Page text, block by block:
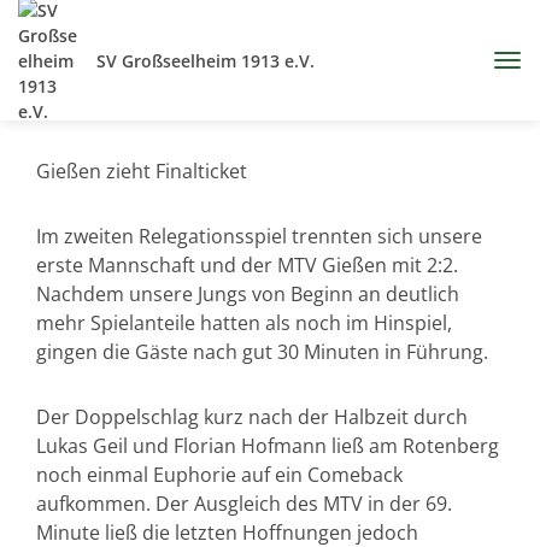
SV Großseelheim 1913 e.V.
Gießen zieht Finalticket
Im zweiten Relegationsspiel trennten sich unsere
erste Mannschaft und der MTV Gießen mit 2:2.
Nachdem unsere Jungs von Beginn an deutlich
mehr Spielanteile hatten als noch im Hinspiel,
gingen die Gäste nach gut 30 Minuten in Führung.
Der Doppelschlag kurz nach der Halbzeit durch
Lukas Geil und Florian Hofmann ließ am Rotenberg
noch einmal Euphorie auf ein Comeback
aufkommen. Der Ausgleich des MTV in der 69.
Minute ließ die letzten Hoffnungen jedoch